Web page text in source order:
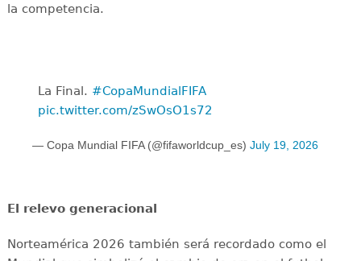
la competencia.
La Final. ️ #CopaMundialFIFA
pic.twitter.com/zSwOsO1s72
— Copa Mundial FIFA (@fifaworldcup_es) July 19, 2026
El relevo generacional
Norteamérica 2026 también será recordado como el